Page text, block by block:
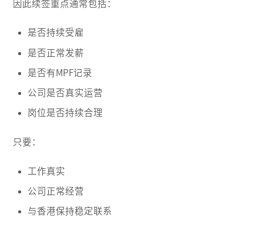
因此续签重点通常包括：
是否持续受雇
是否正常发薪
是否有MPF记录
公司是否真实运营
岗位是否持续合理
只要：
工作真实
公司正常经营
与香港保持稳定联系